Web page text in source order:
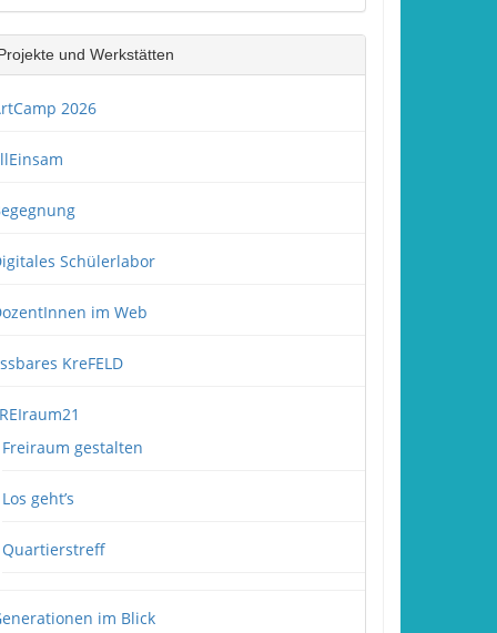
und Werkstätten
2026
Schülerlabor
im Web
KreFELD
Freiraum gestalten
Los geht’s
Quartierstreff
im Blick